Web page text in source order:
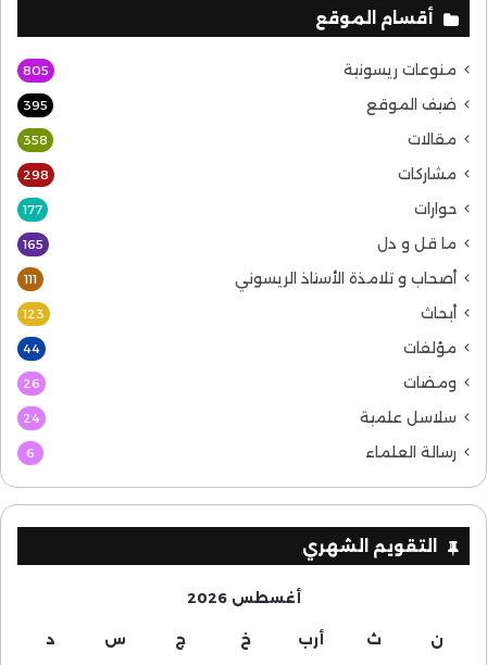
أقسام الموقع
منوعات ريسونية 805
ضيف الموقع 395
مقالات 358
مشاركات 298
حوارات 177
ما قل و دل 165
أصحاب و تلامذة الأستاذ الريسوني 111
أبحاث 123
مؤلفات 44
ومضات 26
سلاسل علمية 24
رسالة العلماء 6
التقويم الشهري
أغسطس 2026
ن ث أرب خ ج س د